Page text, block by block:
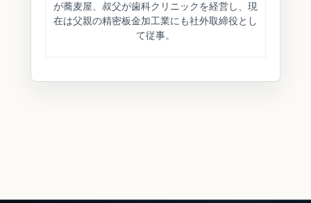
が蕎麦屋、叔父が歯科クリニックを経営し、現
在は父親の精密板金加工業にも社外取締役とし
て従事。